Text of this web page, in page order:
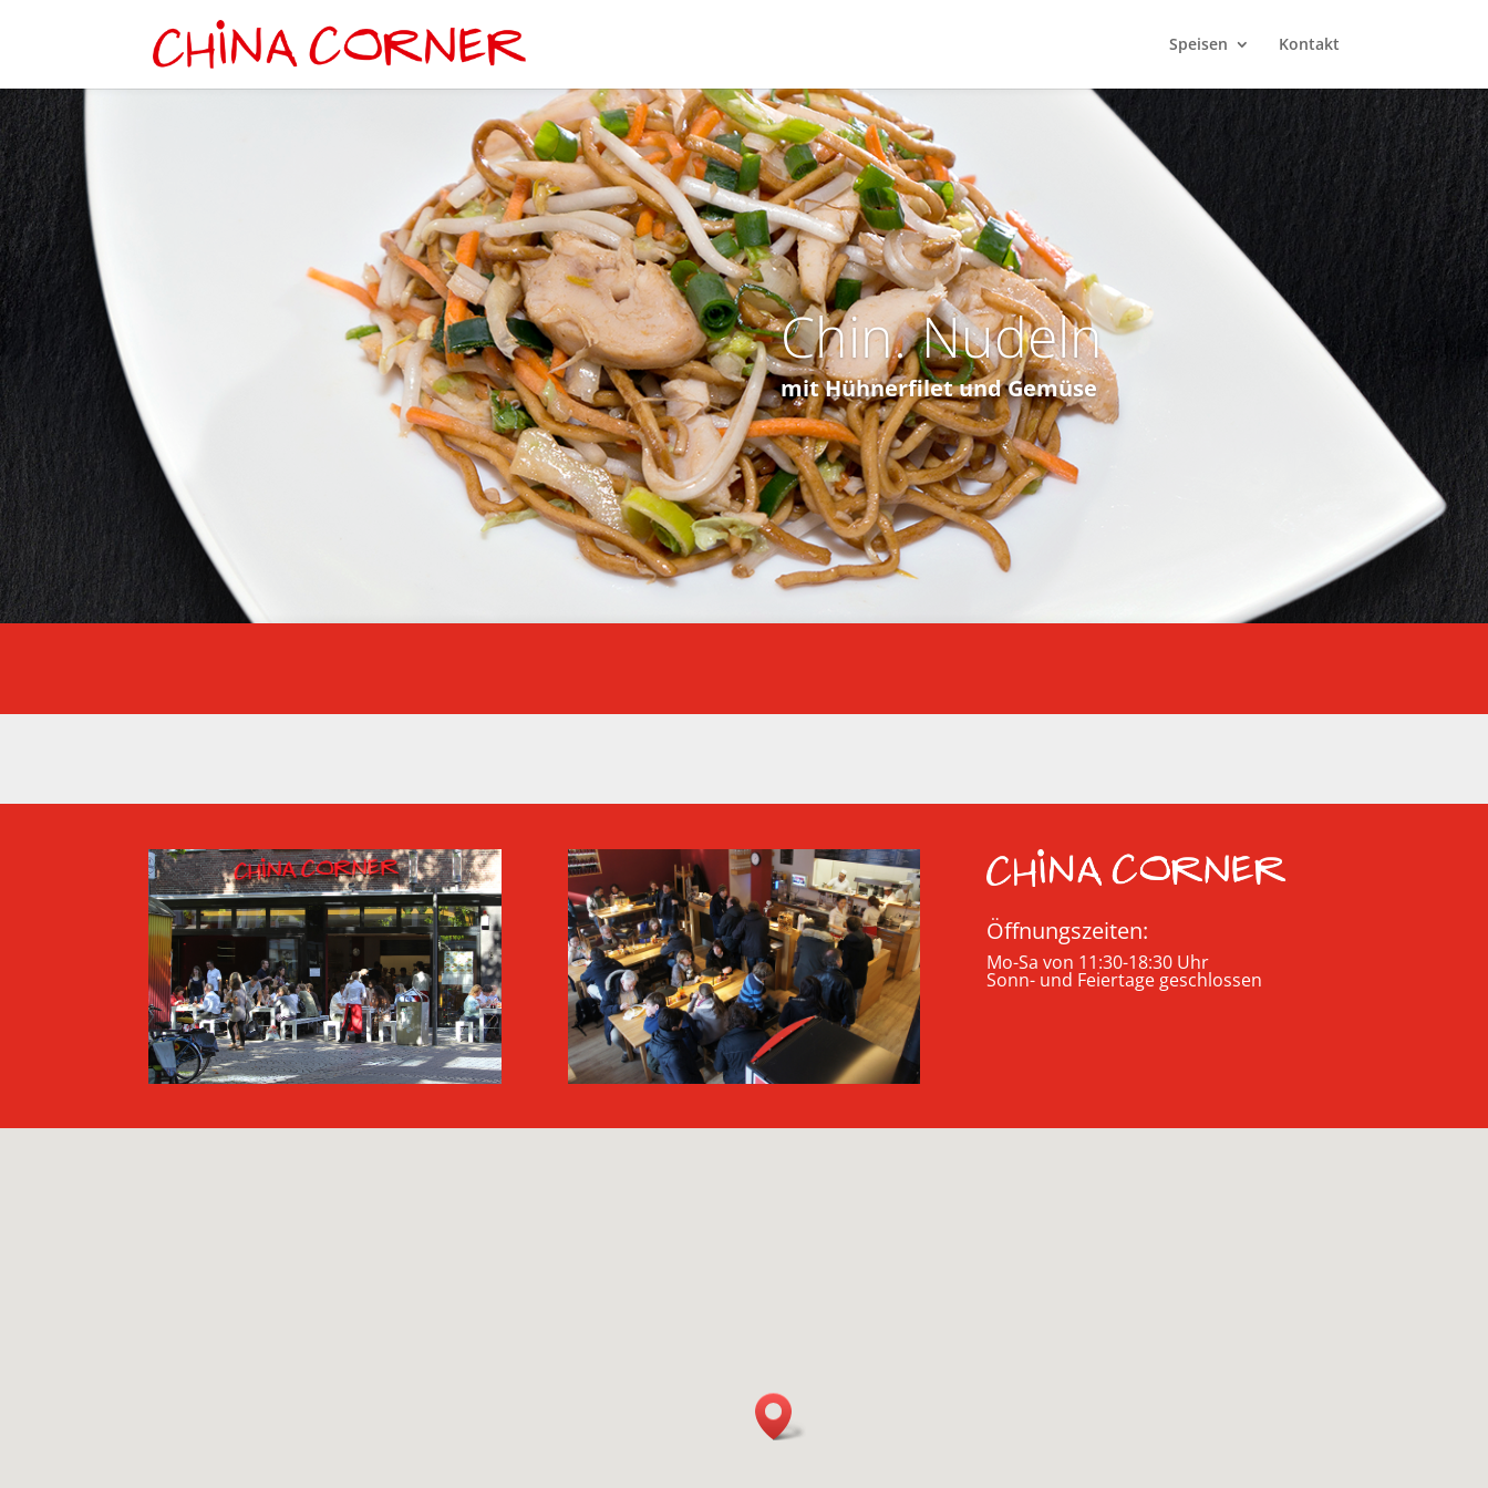
Speisen Kontakt
Öffnungszeiten:
Mo-Sa von 11:30-18:30 Uhr
Sonn- und Feiertage geschlossen